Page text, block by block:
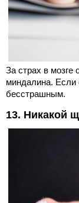
За страх в мозге
миндалина. Если
бесстрашным.
13. Никакой